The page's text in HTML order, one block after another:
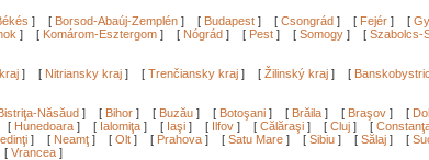
] [ Borsod-Abaúj-Zemplén ] [ Budapest ] [ Csongrád ] [ Fejér ] [
] [ Komárom-Esztergom ] [ Nógrád ] [ Pest ] [ Somogy ] [ Szabolcs-
] [ Nitriansky kraj ] [ Trenčiansky kraj ] [ Žilinský kraj ] [
Năsăud ] [ Bihor ] [ Buzău ] [ Botoşani ] [ Brăila ] [ Braşov ] [
[ Hunedoara ] [ Ialomiţa ] [ Iaşi ] [ Ilfov ] [ Călăraşi ] [ Cluj ] [
] [ Neamţ ] [ Olt ] [ Prahova ] [ Satu Mare ] [ Sibiu ] [ Sălaj ] [
[ Vrancea ]